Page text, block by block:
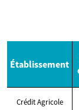
Établissement
Crédit Agricole